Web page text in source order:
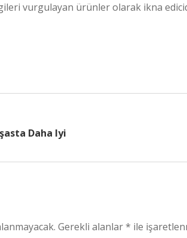
vurgulayan ürünler olarak ikna
Daha Iyi
Gerekli alanlar* ile